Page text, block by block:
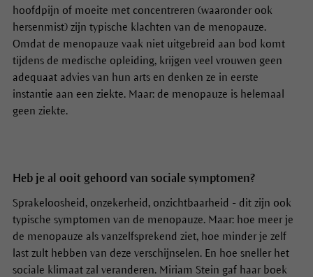
hoofdpijn of moeite met concentreren (waaronder ook
hersenmist) zijn typische klachten van de menopauze.
Omdat de menopauze vaak niet uitgebreid aan bod komt
tijdens de medische opleiding, krijgen veel vrouwen geen
adequaat advies van hun arts en denken ze in eerste
instantie aan een ziekte. Maar: de menopauze is helemaal
geen ziekte.
Heb je al ooit gehoord van sociale symptomen?
Sprakeloosheid, onzekerheid, onzichtbaarheid - dit zijn ook
typische symptomen van de menopauze. Maar: hoe meer je
de menopauze als vanzelfsprekend ziet, hoe minder je zelf
last zult hebben van deze verschijnselen. En hoe sneller het
sociale klimaat zal veranderen. Miriam Stein gaf haar boek